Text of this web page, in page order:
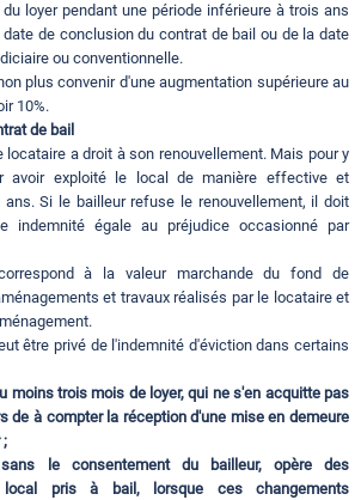
loyer pendant une période inférieure à trois ans
de conclusion du contrat de bail ou de la date
ou conventionnelle.
plus convenir d'une augmentation supérieure au
10%.
de bail
locataire a droit à son renouvellement. Mais pour y
avoir exploité le local de manière effective et
Si le bailleur refuse le renouvellement, il doit
indemnité égale au préjudice occasionné par
à la valeur marchande du fond de
et travaux réalisés par le locataire et
être privé de l'indemnité d'éviction dans certains
moins trois mois de loyer, qui ne s'en acquitte pas
de à compter la réception d'une mise en demeure
;
le consentement du bailleur, opère des
pris à bail, lorsque ces changements